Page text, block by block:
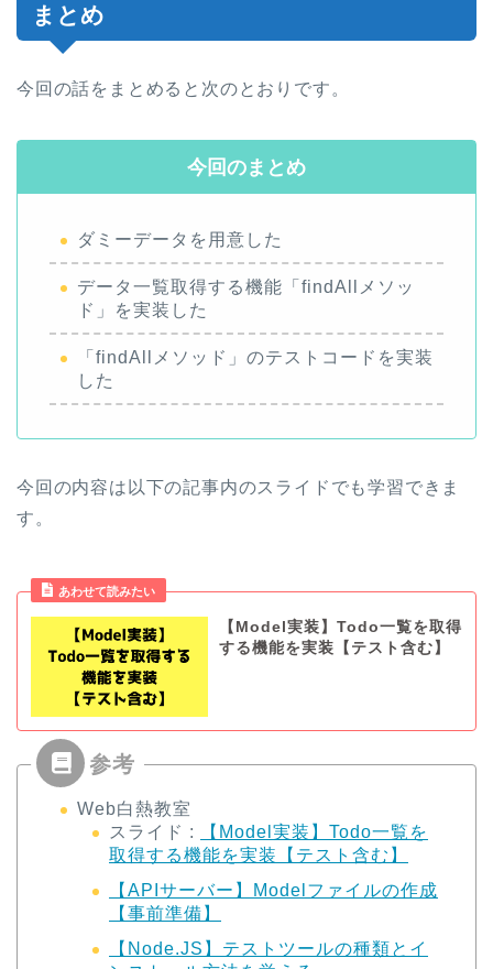
まとめ
今回の話をまとめると次のとおりです。
今回のまとめ
ダミーデータを用意した
データ一覧取得する機能「findAllメソッ
ド」を実装した
「findAllメソッド」のテストコードを実装
した
今回の内容は以下の記事内のスライドでも学習できま
す。
あわせて読みたい
【Model実装】Todo一覧を取得
する機能を実装【テスト含む】
Web白熱教室
スライド :
【Model実装】Todo一覧を
取得する機能を実装【テスト含む】
【APIサーバー】Modelファイルの作成
【事前準備】
【Node.JS】テストツールの種類とイ